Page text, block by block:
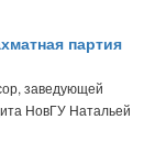
партия
заведующей
НовГУ Натальей